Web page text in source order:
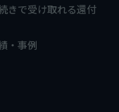
きで受け取れる還付
・事例